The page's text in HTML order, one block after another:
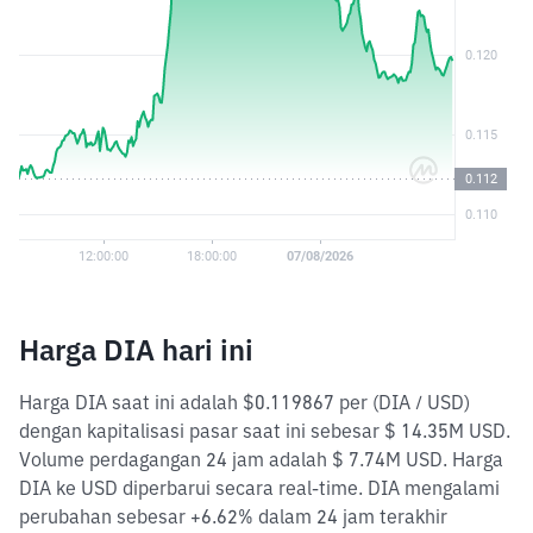
Harga DIA hari ini
Harga DIA saat ini adalah $0.119867 per (DIA / USD)
dengan kapitalisasi pasar saat ini sebesar $ 14.35M USD.
Volume perdagangan 24 jam adalah $ 7.74M USD. Harga
DIA ke USD diperbarui secara real-time. DIA mengalami
perubahan sebesar +6.62% dalam 24 jam terakhir